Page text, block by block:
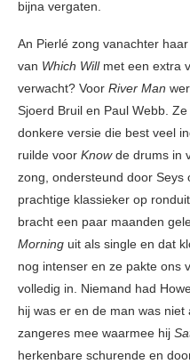
bijna vergaten.
An Pierlé zong vanachter
van Which Willmet een extra
verwacht? Voor River Man
Sjoerd Bruil en Paul Webb.
donkere versie die best veel
ruilde voor Knowde drums in
zong, ondersteund door Seys
prachtige klassieker op
bracht een paar maanden
Morning uit als single en dat
nog intenser en ze pakte ons
volledig in. Niemand had
hij was er en de man was
zangeres mee waarmee hij
herkenbare schurende en